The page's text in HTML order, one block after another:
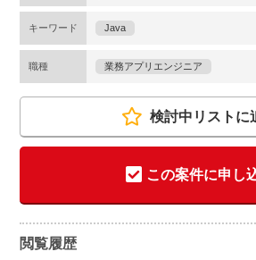
キーワード Java
職種 業務アプリエンジニア
検討中リストに
この案件に申し
閲覧履歴